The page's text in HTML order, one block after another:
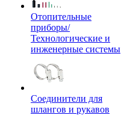
Отопительные
приборы/
Технологические и
инженерные системы
Соединители для
шлангов и рукавов